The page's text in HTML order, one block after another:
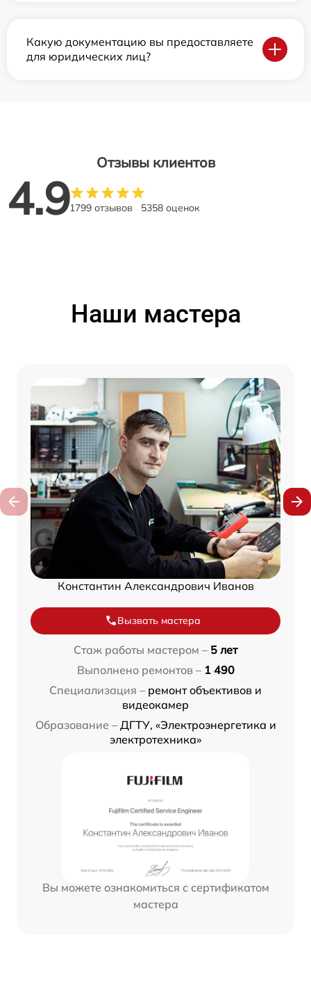
Какую документацию вы предоставляете
для юридических лиц?
Отзывы клиентов
4.91799 отзывов 5358 оценок
Наши мастера
Константин Александрович Иванов
Вызвать мастера
Стаж работы мастером – 5 лет
Выполнено ремонтов – 1 490
Специализация – ремонт объективов и
видеокамер
Образование – ДГТУ, «Электроэнергетика и
электротехника»
Вы можете ознакомиться с сертификатом
мастера